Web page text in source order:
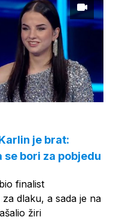
je brat:
bori za pobjedu
finalist
dlaku, a sada je na
žiri